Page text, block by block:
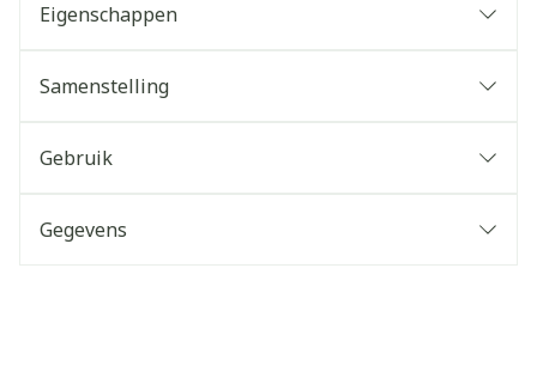
Eigenschappen
Samenstelling
Gebruik
Gegevens